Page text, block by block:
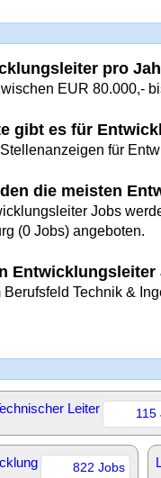
pro
EUR 80.000,-
gibt es für
für
die meisten
Jobs
(0 Jobs) angeboten.
Entwicklungsleiter
Technik &
Leiter 115
822 Jobs